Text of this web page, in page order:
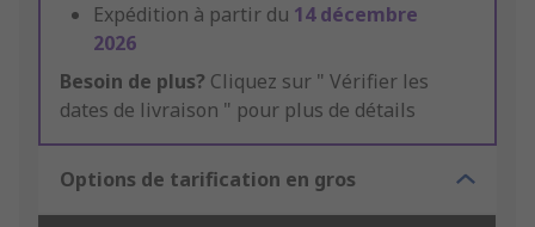
Expédition à partir du 14 décembre
2026
Besoin de plus? Cliquez sur " Vérifier les
dates de livraison " pour plus de détails
Options de tarification en gros